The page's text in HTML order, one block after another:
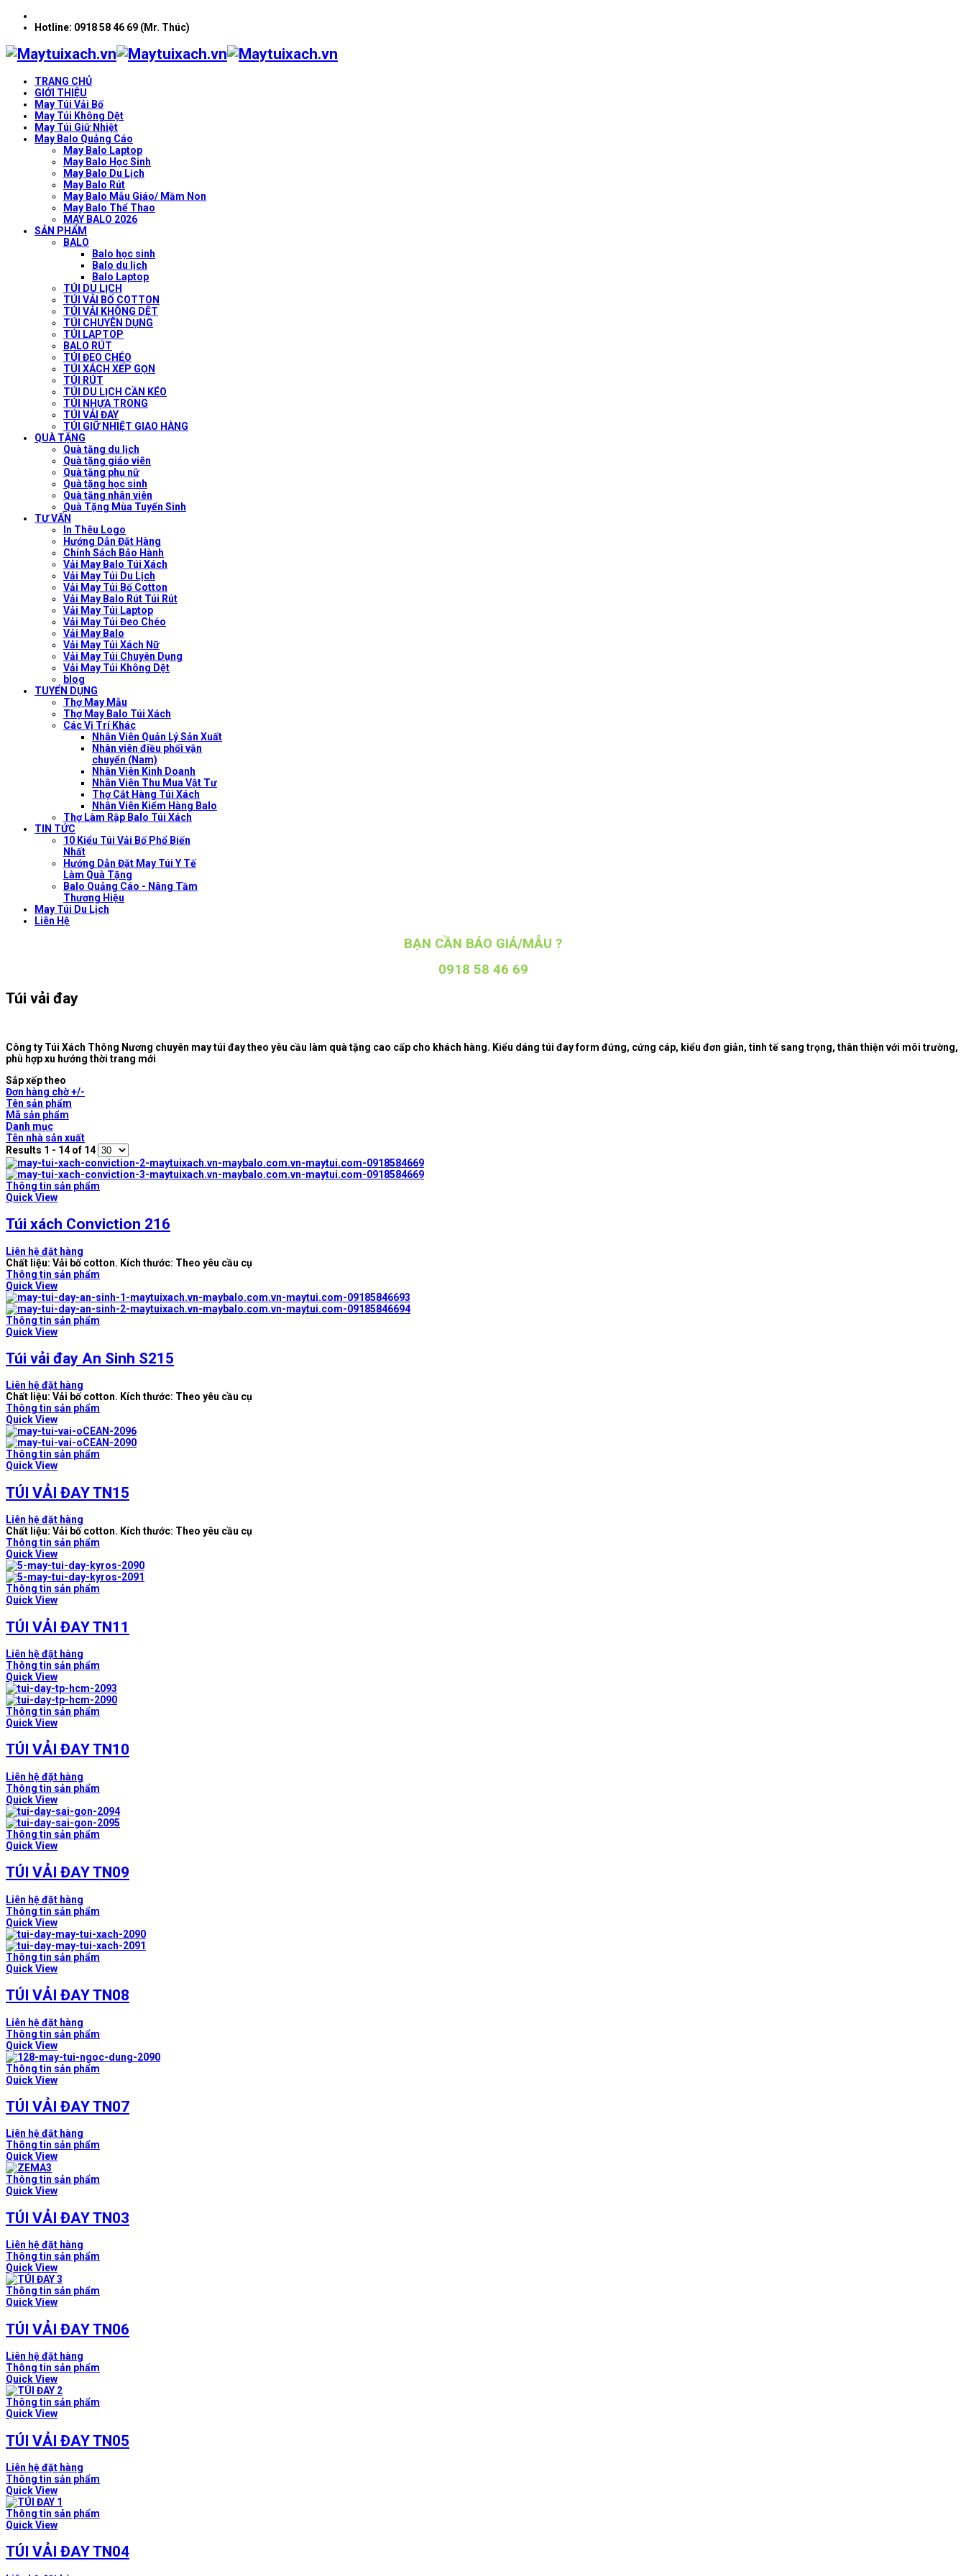
Hotline: 0918 58 46 69 (Mr. Thúc)
TRANG CHỦ
GIỚI THIỆU
May Túi Vải Bố
May Túi Không Dệt
May Túi Giữ Nhiệt
May Balo Quảng Cáo
May Balo Laptop
May Balo Học Sinh
May Balo Du Lịch
May Balo Rút
May Balo Mẫu Giáo/ Mầm Non
May Balo Thể Thao
MAY BALO 2026
SẢN PHẨM
BALO
Balo học sinh
Balo du lịch
Balo Laptop
TÚI DU LỊCH
TÚI VẢI BỐ COTTON
TÚI VẢI KHÔNG DỆT
TÚI CHUYÊN DỤNG
TÚI LAPTOP
BALO RÚT
TÚI ĐEO CHÉO
TÚI XÁCH XẾP GỌN
TÚI RÚT
TÚI DU LỊCH CẦN KÉO
TÚI NHỰA TRONG
TÚI VẢI ĐAY
TÚI GIỮ NHIỆT GIAO HÀNG
QUÀ TẶNG
Quà tặng du lịch
Quà tặng giáo viên
Quà tặng phụ nữ
Quà tặng học sinh
Quà tặng nhân viên
Quà Tặng Mùa Tuyển Sinh
TƯ VẤN
In Thêu Logo
Hướng Dẫn Đặt Hàng
Chính Sách Bảo Hành
Vải May Balo Túi Xách
Vải May Túi Du Lịch
Vải May Túi Bố Cotton
Vải May Balo Rút Túi Rút
Vải May Túi Laptop
Vải May Túi Đeo Chéo
Vải May Balo
Vải May Túi Xách Nữ
Vải May Túi Chuyên Dụng
Vải May Túi Không Dệt
blog
TUYỂN DỤNG
Thợ May Mẫu
Thợ May Balo Túi Xách
Các Vị Trí Khác
Nhân Viên Quản Lý Sản Xuất
Nhân viên điều phối vận
chuyển (Nam)
Nhân Viên Kinh Doanh
Nhân Viên Thu Mua Vật Tư
Thợ Cắt Hàng Túi Xách
Nhân Viên Kiểm Hàng Balo
Thợ Làm Rập Balo Túi Xách
TIN TỨC
10 Kiểu Túi Vải Bố Phổ Biến
Nhất
Hướng Dẫn Đặt May Túi Y Tế
Làm Quà Tặng
Balo Quảng Cáo - Nâng Tầm
Thương Hiệu
May Túi Du Lịch
Liên Hệ
BẠN CẦN BÁO GIÁ/MẪU ?
0918 58 46 69
Túi vải đay
Công ty Túi Xách Thông Nương chuyên may túi đay theo yêu cầu làm quà tặng cao cấp cho khách hàng. Kiểu dáng túi đay form đứng, cứng cáp, kiểu đơn giản, tinh tế sang trọng, thân thiện với môi trường,
phù hợp xu hướng thời trang mới
Sắp xếp theo
Đơn hàng chờ +/-
Tên sản phẩm
Mã sản phẩm
Danh mục
Tên nhà sản xuất
Results 1 - 14 of 14
Thông tin sản phẩm
Quick View
Túi xách Conviction 216
Liên hệ đặt hàng
Chất liệu: Vải bố cotton. Kích thước: Theo yêu cầu cụ
Thông tin sản phẩm
Quick View
Thông tin sản phẩm
Quick View
Túi vải đay An Sinh S215
Liên hệ đặt hàng
Chất liệu: Vải bố cotton. Kích thước: Theo yêu cầu cụ
Thông tin sản phẩm
Quick View
Thông tin sản phẩm
Quick View
TÚI VẢI ĐAY TN15
Liên hệ đặt hàng
Chất liệu: Vải bố cotton. Kích thước: Theo yêu cầu cụ
Thông tin sản phẩm
Quick View
Thông tin sản phẩm
Quick View
TÚI VẢI ĐAY TN11
Liên hệ đặt hàng
Thông tin sản phẩm
Quick View
Thông tin sản phẩm
Quick View
TÚI VẢI ĐAY TN10
Liên hệ đặt hàng
Thông tin sản phẩm
Quick View
Thông tin sản phẩm
Quick View
TÚI VẢI ĐAY TN09
Liên hệ đặt hàng
Thông tin sản phẩm
Quick View
Thông tin sản phẩm
Quick View
TÚI VẢI ĐAY TN08
Liên hệ đặt hàng
Thông tin sản phẩm
Quick View
Thông tin sản phẩm
Quick View
TÚI VẢI ĐAY TN07
Liên hệ đặt hàng
Thông tin sản phẩm
Quick View
Thông tin sản phẩm
Quick View
TÚI VẢI ĐAY TN03
Liên hệ đặt hàng
Thông tin sản phẩm
Quick View
Thông tin sản phẩm
Quick View
TÚI VẢI ĐAY TN06
Liên hệ đặt hàng
Thông tin sản phẩm
Quick View
Thông tin sản phẩm
Quick View
TÚI VẢI ĐAY TN05
Liên hệ đặt hàng
Thông tin sản phẩm
Quick View
Thông tin sản phẩm
Quick View
TÚI VẢI ĐAY TN04